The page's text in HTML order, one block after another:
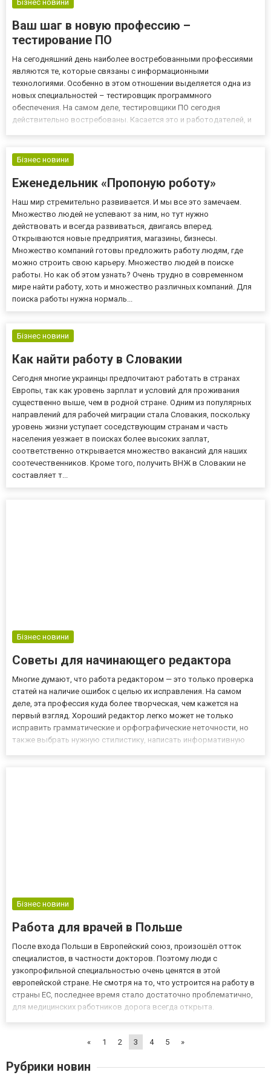
Бізнес новини
Ваш шаг в новую профессию –
тестирование ПО
На сегодняшний день наиболее востребованными профессиями
являются те, которые связаны с информационными
технологиями. Особенно в этом отношении выделяется одна из
новых специальностей – тестировщик программного
обеспечения. На самом деле, тестировщики ПО сегодня
действительно востребованы. Касается это и работодателей, и
программ и приложений для...
Бізнес новини
Еженедельник «Пропоную роботу»
Наш мир стремительно развивается. И мы все это замечаем.
Множество людей не успевают за ним, но тут нужно
действовать и всегда развиваться, двигаясь вперед.
Открываются новые предприятия, магазины, бизнесы.
Множество компаний готовы предложить работу людям, где
можно строить свою карьеру. Множество людей в поиске
работы. Но как об этом узнать? Очень трудно в современном
мире найти работу, хоть и множество различных компаний. Для
поиска работы нужна нормаль...
Бізнес новини
Как найти работу в Словакии
Сегодня многие украинцы предпочитают работать в странах
Европы, так как уровень зарплат и условий для проживания
существенно выше, чем в родной стране. Одним из популярных
направлений для рабочей миграции стала Словакия, поскольку
уровень жизни уступает соседствующим странам и часть
населения уезжает в поисках более высоких заплат,
соответственно открывается множество вакансий для наших
соотечественников. Кроме того, получить ВНЖ в Словакии не
составляет т...
Бізнес новини
Советы для начинающего редактора
Многие думают, что работа редактором — это только проверка
статей на наличие ошибок с целью их исправления. На самом
деле, эта профессия куда более творческая, чем кажется на
первый взгляд. Хороший редактор легко может не только
исправить грамматические и орфографические неточности, но
также выбрать нужную стилистику, написать информативную
Бізнес новини
Работа для врачей в Польше
После входа Польши в Европейский союз, произошёл отток
специалистов, в частности докторов. Поэтому люди с
узкопрофильной специальностью очень ценятся в этой
европейской стране. Не смотря на то, что устроится на работу в
страны ЕС, последнее время стало достаточно проблематично,
для медицинских работников дорога всегда открыта.
« 1 2 3 4 5 »
Рубрики новин